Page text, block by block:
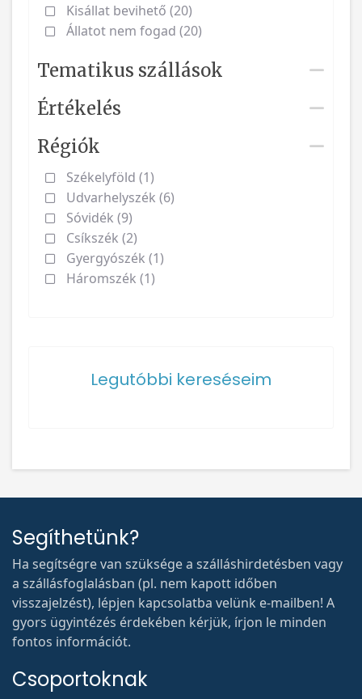
Kisállat bevihető (20)
Állatot nem fogad (20)
Tematikus szállások
Értékelés
Régiók
Székelyföld (1)
Udvarhelyszék (6)
Sóvidék (9)
Csíkszék (2)
Gyergyószék (1)
Háromszék (1)
Legutóbbi kereséseim
Segíthetünk?
Ha segítségre van szüksége a szálláshirdetésben vagy
a szállásfoglalásban (pl. nem kapott időben
visszajelzést), lépjen kapcsolatba velünk e-mailben! A
gyors ügyintézés érdekében kérjük, írjon le minden
fontos információt.
Csoportoknak